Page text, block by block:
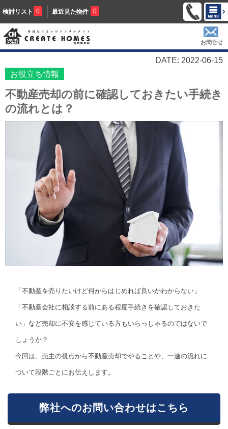
検討リスト 0 最近見た物件 0
お問合せ
DATE: 2022-06-15
お役立ち情報
不動産売却の前に確認しておきたい手続き
の流れとは？
「不動産を売りたいけど何からはじめれば良いかわからない」
「不動産会社に相談する前にある程度手続きを確認しておきた
い」など売却に不安を感じている方もいらっしゃるのではないで
しょうか？
今回は、売主の視点から不動産売却でやることや、一連の流れに
ついて段階ごとにお伝えします。
弊社へのお問い合わせはこちら